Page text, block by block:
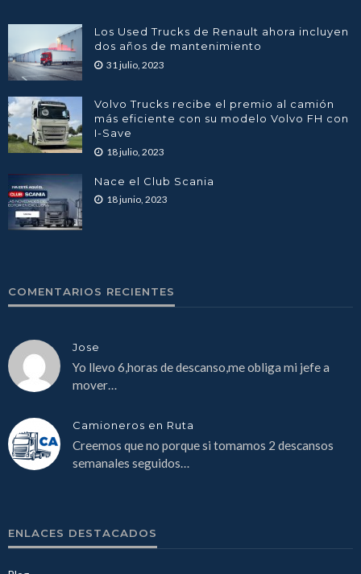
Los Used Trucks de Renault ahora incluyen
dos años de mantenimiento
31 julio, 2023
Volvo Trucks recibe el premio al camión
más eficiente con su modelo Volvo FH con
I-Save
18 julio, 2023
Nace el Club Scania
18 junio, 2023
COMENTARIOS RECIENTES
Jose
Yo llevo 6,horas de descanso,me obliga mi jefe a
mover…
Camioneros en Ruta
Creemos que no porque si tomamos 2 descansos
semanales seguidos…
ENLACES DESTACADOS